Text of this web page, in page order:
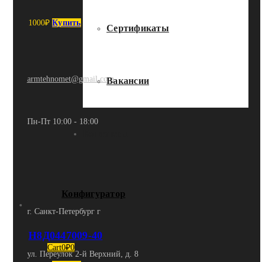
armtehnomet@gmail.com
Пн-Пт 10:00 - 18:00
г. Санкт-Петербург г
ул. Переулок 2-й Верхний, д. 8
Сертификаты
Вакансии
Конфигуратор
Cart0₽0
1000₽ Купить
Н8Д0447009-40